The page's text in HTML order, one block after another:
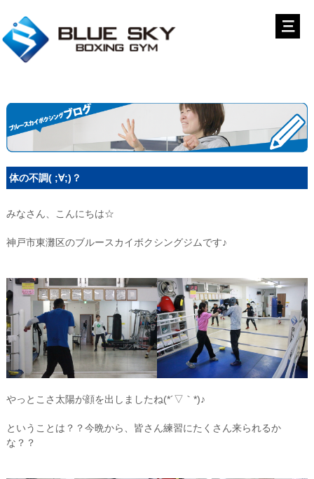
体の不調( ;∀;)？
みなさん、こんにちは☆
神戸市東灘区のブルースカイボクシングジムです♪
やっとこさ太陽が顔を出しましたね(*´▽｀*)♪
ということは？？今晩から、皆さん練習にたくさん来られるか
な？？